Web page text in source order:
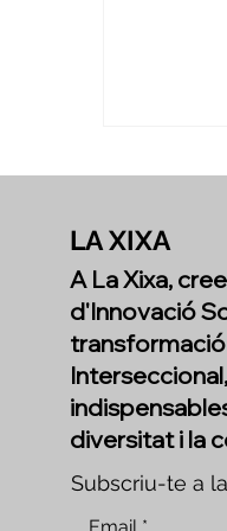
LA XIXA
A La Xixa,
d'Innovació
transformació
diversitat i la
Subscriu-te a